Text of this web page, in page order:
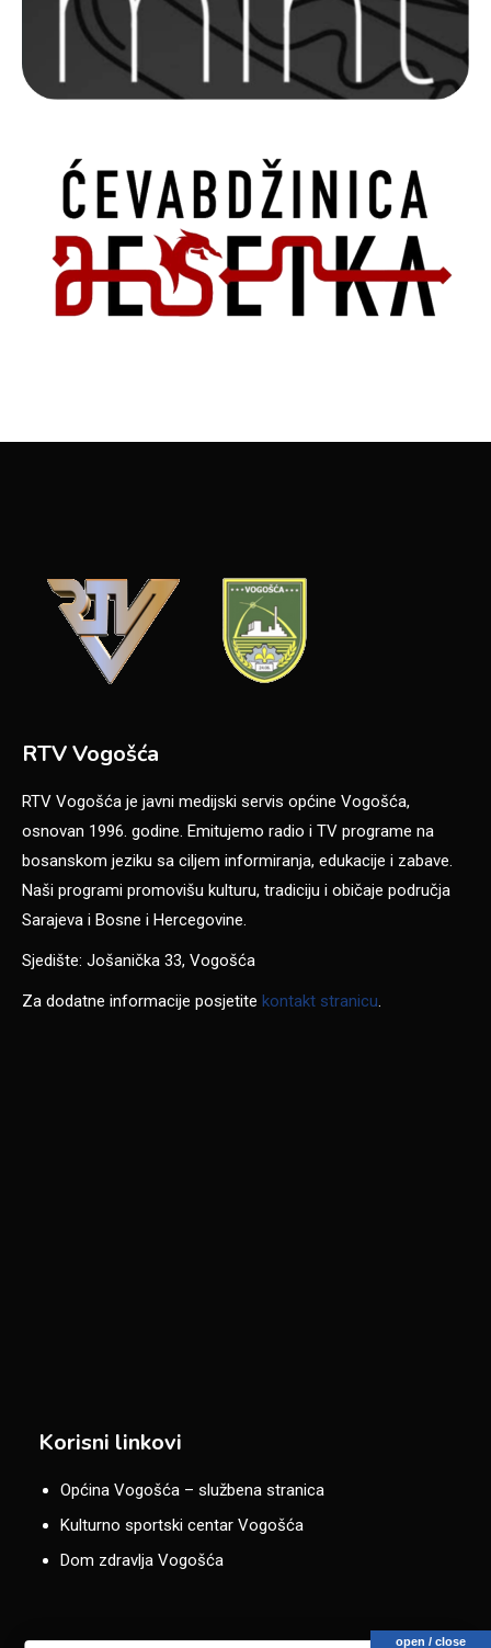
RTV Vogošća
RTV Vogošća je javni medijski servis općine Vogošća,
osnovan 1996. godine. Emitujemo radio i TV programe na
bosanskom jeziku sa ciljem informiranja, edukacije i zabave.
Naši programi promovišu kulturu, tradiciju i običaje područja
Sarajeva i Bosne i Hercegovine.
Sjedište: Jošanička 33, Vogošća
Za dodatne informacije posjetite kontakt stranicu
Korisni linkovi
Općina Vogošća – službena stranica
Kulturno sportski centar Vogošća
Dom zdravlja Vogošća
open / close